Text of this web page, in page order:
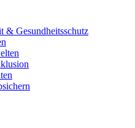
& Gesundheitsschutz